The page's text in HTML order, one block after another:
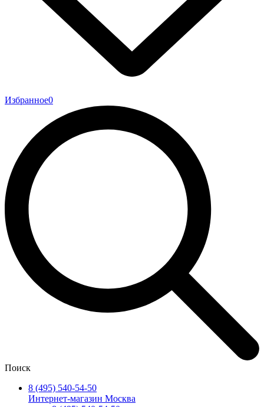
Избранное0
Поиск
8 (495) 540-54-50
Интернет-магазин Москва